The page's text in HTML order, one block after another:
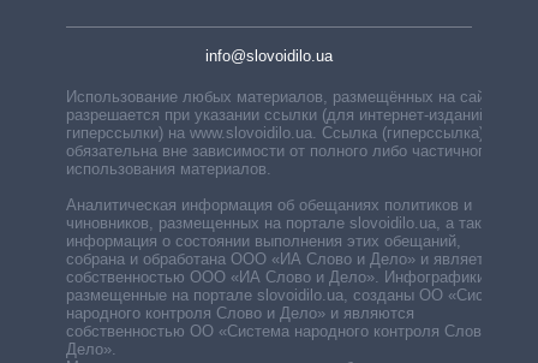
info@slovoidilo.ua
Использование любых материалов, размещённых на сайте,
разрешается при указании ссылки (для интернет-изданий —
гиперссылки) на www.slovoidilo.ua. Ссылка (гиперссылка)
обязательна вне зависимости от полного либо частичного
использования материалов.
Аналитическая информация об обещаниях политиков и
чиновников, размещенных на портале slovoidilo.ua, а также
информация о состоянии выполнения этих обещаний,
собрана и обработана ООО «ИА Слово и Дело» и является
собственностью ООО «ИА Слово и Дело». Инфографики,
размещенные на портале slovoidilo.ua, созданы ОО «Система
народного контроля Слово и Дело» и являются
собственностью ОО «Система народного контроля Слово и
Дело».